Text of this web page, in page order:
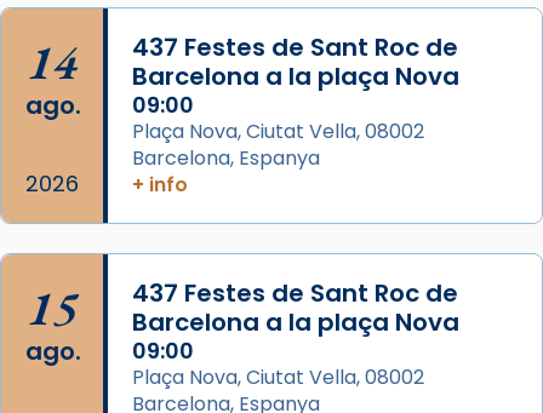
Arquebisbat de Barcelona
2 weeks ago
Memòria de les santes Juliana i
Semproniana, verges i màrtirs.
Acompanyant la història de sant Cugat, a
partir de l’Edat Mitjana sorgeix la tradició
que les santes Juliana (“relatiu a Júlia”) i
Semproniana (“relatiu a Semprònia =
eterna”) són deixebles seves. I l’any 1667, el
frare Joan Gaspar Roig, afirma en una obra
que les santes són filles de l’antiga Iluro.
14
ago.
2026
437 Festes de Sant Roc de
Barcelona a la plaça Nova
09:00
Plaça Nova, Ciutat Vella, 08002
Barcelona, Espanya
+ info
15
ago.
437 Festes de Sant Roc de
Barcelona a la plaça Nova
09:00
Plaça Nova, Ciutat Vella, 08002
Barcelona, Espanya